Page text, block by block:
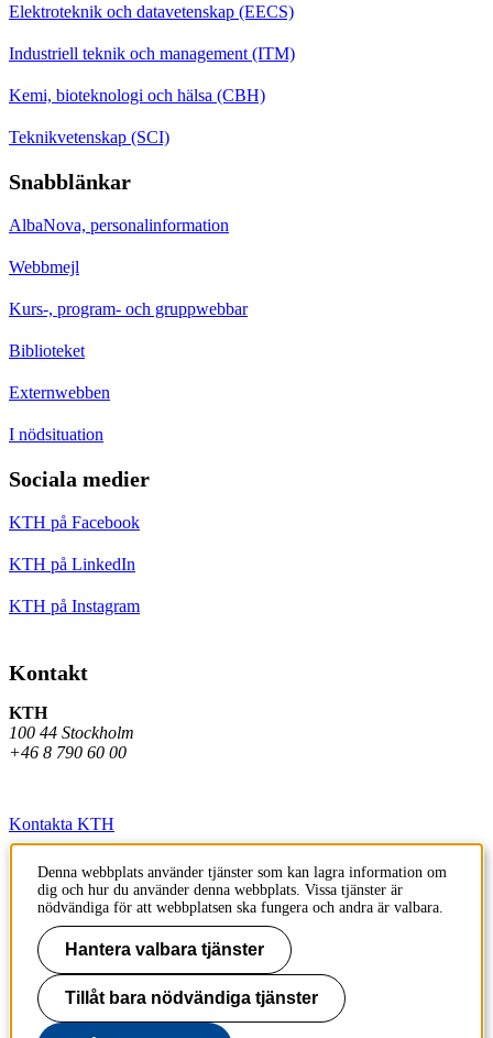
Elektroteknik och datavetenskap (EECS)
Industriell teknik och management (ITM)
Kemi, bioteknologi och hälsa (CBH)
Teknikvetenskap (SCI)
Snabblänkar
AlbaNova, personalinformation
Webbmejl
Kurs-, program- och gruppwebbar
Biblioteket
Externwebben
I nödsituation
Sociala medier
KTH på Facebook
KTH på LinkedIn
KTH på Instagram
Kontakt
KTH
100 44 Stockholm
+46 8 790 60 00
Kontakta KTH
Jobba på KTH
Press och media
Faktura och betalning KTH
Om KTH:s webbplatser
Tillgänglighetsredogörelse
Denna webbplats använder tjänster som kan lagra information om
dig och hur du använder denna webbplats. Vissa tjänster är
nödvändiga för att webbplatsen ska fungera och andra är valbara.
Hantera valbara tjänster
Tillåt bara nödvändiga tjänster